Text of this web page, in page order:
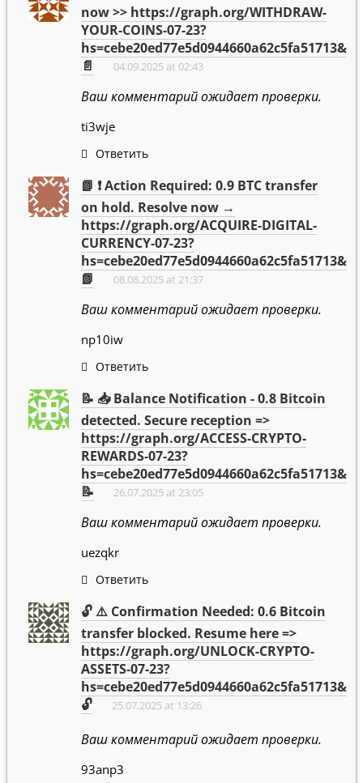
now >> https://graph.org/WITHDRAW-
YOUR-COINS-07-23?
hs=cebe20ed77e5d0944660a62c5fa51713&
📄
04.09.2025 at 02:43
Ваш комментарий ожидает проверки.
ti3wje
Ответить
📗 ❗ Action Required: 0.9 BTC transfer
on hold. Resolve now →
https://graph.org/ACQUIRE-DIGITAL-
CURRENCY-07-23?
hs=cebe20ed77e5d0944660a62c5fa51713&
📗
08.08.2025 at 21:37
Ваш комментарий ожидает проверки.
np10iw
Ответить
📝 📥 Balance Notification - 0.8 Bitcoin
detected. Secure reception =>
https://graph.org/ACCESS-CRYPTO-
REWARDS-07-23?
hs=cebe20ed77e5d0944660a62c5fa51713&
📝
26.07.2025 at 23:05
Ваш комментарий ожидает проверки.
uezqkr
Ответить
🔓 ⚠️ Confirmation Needed: 0.6 Bitcoin
transfer blocked. Resume here =>
https://graph.org/UNLOCK-CRYPTO-
ASSETS-07-23?
hs=cebe20ed77e5d0944660a62c5fa51713&
🔓
25.07.2025 at 13:26
Ваш комментарий ожидает проверки.
93anp3